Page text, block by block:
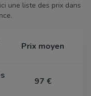
une liste des prix dans
Prix moyen
97 €